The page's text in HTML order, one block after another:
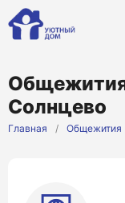
Солнцево
Главная / Общежития